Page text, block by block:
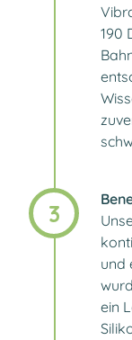
190
3
und
ein